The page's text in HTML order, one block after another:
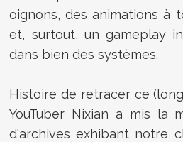
oignons, des animations à
et, surtout, un gameplay
dans bien des systèmes.
Histoire de retracer ce
YouTuber Nixian a mis la
d'archives exhibant notre